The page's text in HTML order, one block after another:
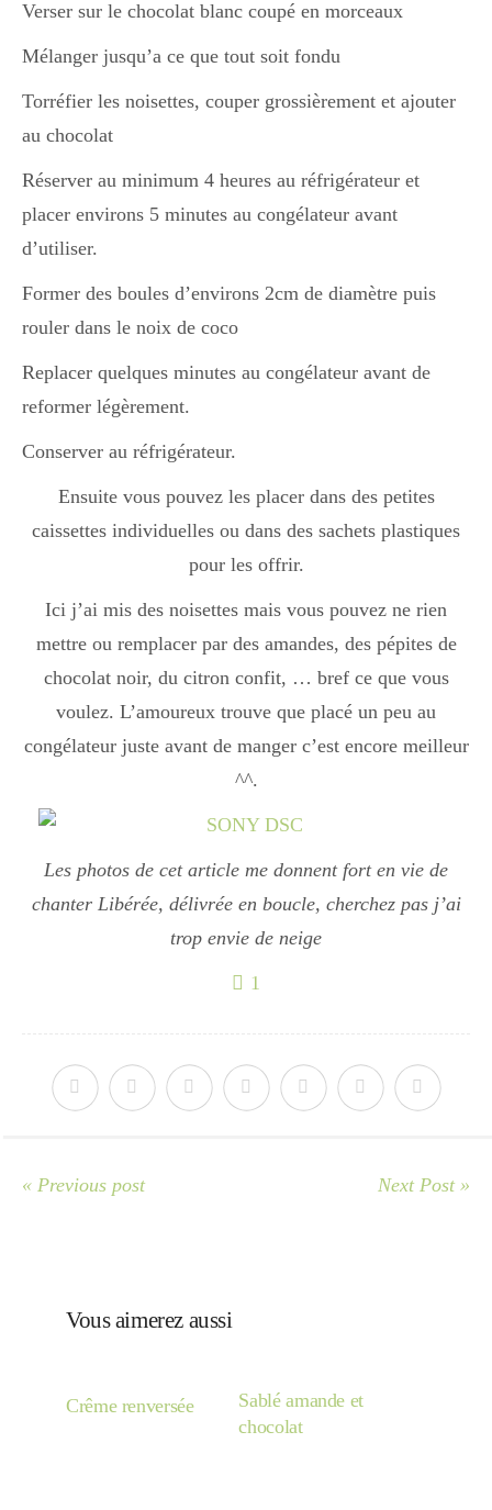
Recettes Végétariennes
Resto
Tuto
Divers
Semaines Spéciales
cupcake
apéro
Halloween
Japon
Boulette
Verser sur le chocolat blanc coupé en morceaux
Mélanger jusqu’a ce que tout soit fondu
Torréfier les noisettes, couper grossièrement et ajouter
au chocolat
Réserver au minimum 4 heures au réfrigérateur et
placer environs 5 minutes au congélateur avant
d’utiliser.
Former des boules d’environs 2cm de diamètre puis
rouler dans le noix de coco
Replacer quelques minutes au congélateur avant de
reformer légèrement.
Conserver au réfrigérateur.
Ensuite vous pouvez les placer dans des petites
caissettes individuelles ou dans des sachets plastiques
pour les offrir.
Ici j’ai mis des noisettes mais vous pouvez ne rien
mettre ou remplacer par des amandes, des pépites de
chocolat noir, du citron confit, … bref ce que vous
voulez. L’amoureux trouve que placé un peu au
congélateur juste avant de manger c’est encore meilleur
^^.
Les photos de cet article me donnent fort en vie de
chanter Libérée, délivrée en boucle, cherchez pas j’ai
trop envie de neige
1
« Previous post Next Post »
Vous aimerez aussi
Crême renversée
Sablé amande et
chocolat